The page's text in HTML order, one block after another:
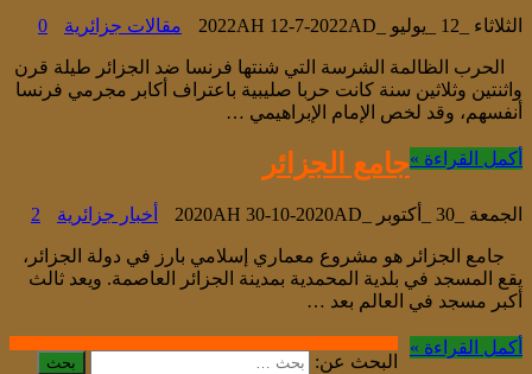
الثلاثاء _12 _يوليو _2022AH 12-7-2022AD مقالات جزائرية 0
الحرب الظالمة الشرسة التي شنتها فرنسا ضد الجزائر طيلة قرن
واثنتين وثلاثين سنة كانت حربا صليبية باعتراف أكابر مجرمي فرنسا
أنفسهم، وقد لخص الإمام الإبراهيمي …
أكمل القراءة »جامع الجزائر
الجمعة _30 _أكتوبر _2020AH 30-10-2020AD أخبار جزائرية 2
جامع الجزائر هو مشروع معماري إسلامي بارز في دولة الجزائر،
يقع المسجد في بلدية المحمدية بمدينة الجزائر العاصمة. ويعد ثالث
أكبر مسجد في العالم بعد …
أكمل القراءة »
البحث عن: